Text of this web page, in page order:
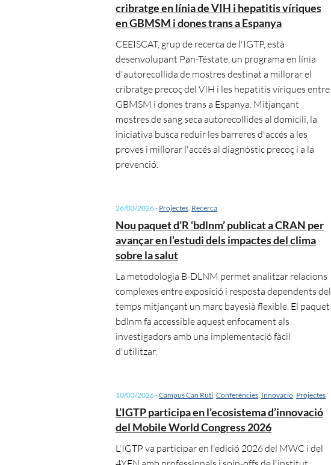
cribratge en línia de VIH i hepatitis víriques
en GBMSM i dones trans a Espanya
CEEISCAT, grup de recerca de l'IGTP, està
desenvolupant Pan-Téstate, un programa en línia
d'autorecollida de mostres destinat a millorar el
cribratge precoç del VIH i les hepatitis víriques entre
GBMSM i dones trans a Espanya. Mitjançant
mostres de sang seca autorecollides al domicili, la
iniciativa busca reduir les barreres d'accés a les
proves i millorar l'accés al diagnòstic precoç i a la
prevenció.
26/03/2026- Projectes, Recerca
Nou paquet d’R ‘bdlnm’ publicat a CRAN per
avançar en l’estudi dels impactes del clima
sobre la salut
La metodologia B-DLNM permet analitzar relacions
complexes entre exposició i resposta dependents del
temps mitjançant un marc bayesià flexible. El paquet
bdlnm fa accessible aquest enfocament als
investigadors amb una implementació fàcil
d'utilitzar.
10/03/2026-Campus Can Ruti, Conferències, Innovació, Projectes
L’IGTP participa en l’ecosistema d’innovació
del Mobile World Congress 2026
L'IGTP va participar en l'edició 2026 del MWC i del